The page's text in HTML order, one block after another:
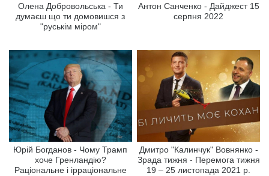
Олена Добровольська - Ти
думаєш що ти домовишся з
"руськім міром"
Антон Санченко - Дайджест 15
серпня 2022
Юрій Богданов - Чому Трамп
хоче Гренландію?
Раціональне і ірраціональне
Дмитро "Калинчук" Вовнянко -
Зрада тижня - Перемога тижня
19 – 25 листопада 2021 р.